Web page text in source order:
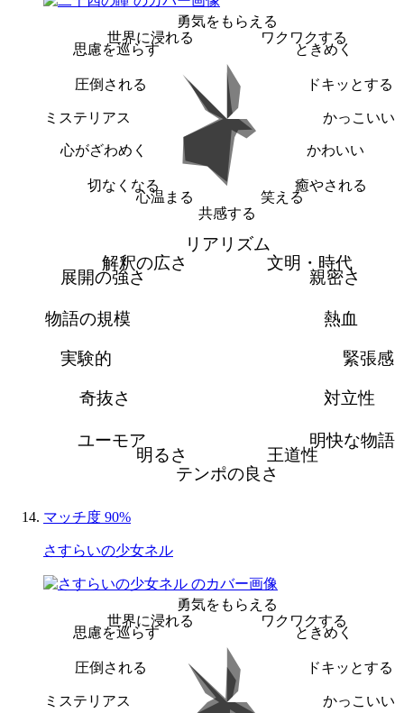
勇気をもらえる
ワクワクする
ときめく
ドキッとする
かっこいい
かわいい
癒やされる
笑える
共感する
心温まる
切なくなる
心がざわめく
ミステリアス
圧倒される
思慮を巡らす
世界に浸れる
リアリズム
文明・時代
親密さ
熱血
緊張感
対立性
明快な物語
王道性
テンポの良さ
明るさ
ユーモア
奇抜さ
実験的
物語の規模
展開の強さ
解釈の広さ
マッチ度 90%
さすらいの少女ネル
勇気をもらえる
ワクワクする
ときめく
ドキッとする
かっこいい
ミステリアス
圧倒される
思慮を巡らす
世界に浸れる